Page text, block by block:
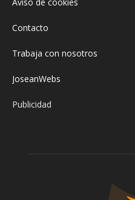
Contacto
Trabaja con nosotros
JoseanWebs
Publicidad